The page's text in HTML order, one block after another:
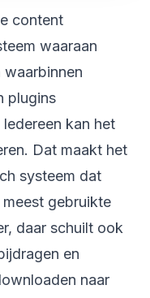
content
waaraan
waarbinnen
plugins
kan het
Dat maakt het
systeem dat
gebruikte
daar schuilt ook
en
naar